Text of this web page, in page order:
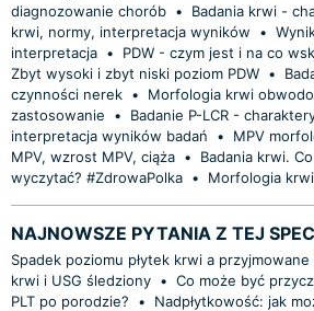
diagnozowanie chorób •
Badania krwi -
krwi, normy, interpretacja wyników
•
interpretacja •
PDW - czym jest i na co
Zbyt wysoki i zbyt niski poziom PDW •
czynności nerek •
Morfologia krwi
zastosowanie
•
Badanie P-LCR -
interpretacja wyników badań
•
MPV
MPV, wzrost MPV, ciąża •
Badania krwi.
wyczytać? #ZdrowaPolka • Morfologia
NAJNOWSZE PYTANIA Z TEJ
Spadek poziomu płytek krwi a przyjmowane
krwi i USG śledziony • Co może być
PLT po porodzie?
• Nadpłytkowość: jak